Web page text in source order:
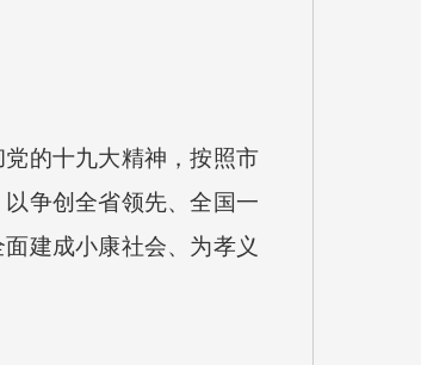
的十九大精神，按照市
争创全省领先、全国一
建成小康社会、为孝义